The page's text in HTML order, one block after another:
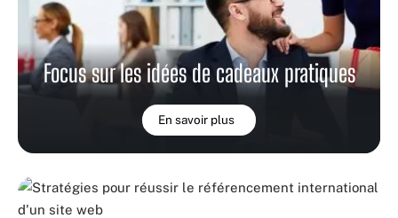
Focus sur les idées de cadeaux pratiques
En savoir plus